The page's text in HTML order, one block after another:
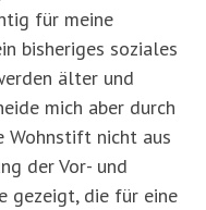
für meine
bisheriges soziales
älter und
mich aber durch
Wohnstift nicht aus
der Vor- und
gezeigt, die für eine